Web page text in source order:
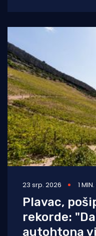
23 srp. 2026 1
Plavac,
rekorde:
autohtona